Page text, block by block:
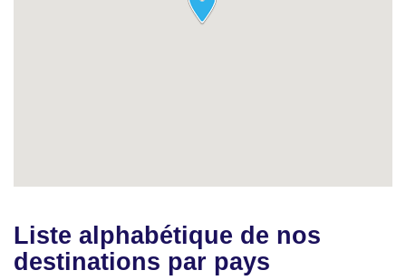
Liste alphabétique de nos
destinations par pays